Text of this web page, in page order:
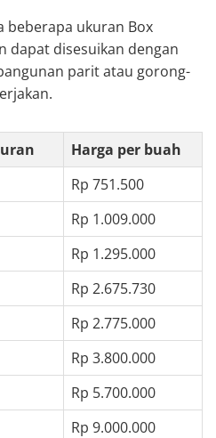
beberapa ukuran Box
dapat disesuikan dengan
parit atau gorong-
Harga per buah
Rp 751.500
Rp 1.009.000
Rp 1.295.000
Rp 2.675.730
Rp 2.775.000
Rp 3.800.000
Rp 5.700.000
Rp 9.000.000